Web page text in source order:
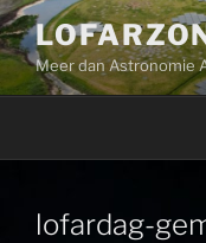
Ga
naar
de
inhoud
Meer dan Astronomie
lofardag-